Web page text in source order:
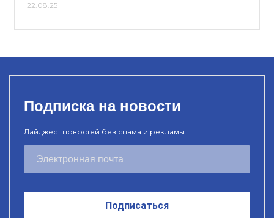
22.08.25
Подписка на новости
Дайджест новостей без спама и рекламы
Подписаться